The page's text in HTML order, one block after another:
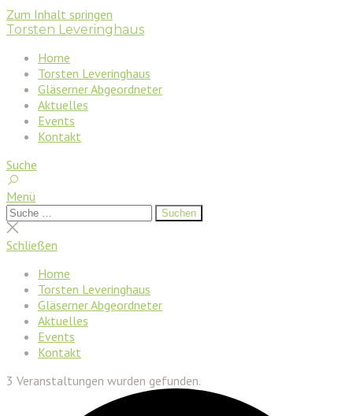
Zum Inhalt springen
Torsten Leveringhaus
Home
Torsten Leveringhaus
Gläserner Abgeordneter
Aktuelles
Events
Kontakt
Suche
Menü
Suchen
nach:
Suchen
Suche
schließen
Schließen
Home
Torsten Leveringhaus
Gläserner Abgeordneter
Aktuelles
Events
Kontakt
3 Veranstaltungen wurden gefunden.